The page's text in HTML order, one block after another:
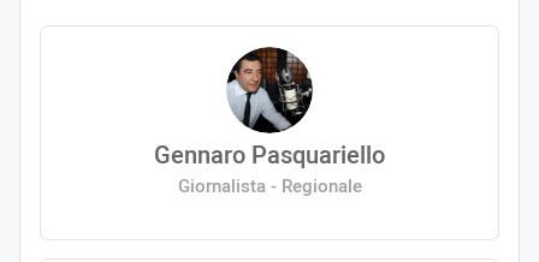
Gennaro Pasquariello
Giornalista - Regionale